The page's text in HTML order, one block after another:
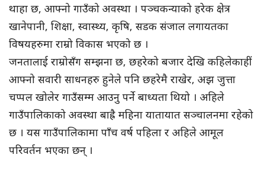
थाहा छ, आफ्नो गाउँको अवस्था । पञ्चकन्याको हरेक क्षेत्र
खानेपानी, शिक्षा, स्वास्थ्य, कृषि, सडक संजाल लगायतका
विषयहरुमा राम्रो विकास भएको छ ।
जनतालाई राम्रोसँग सम्झना छ, छहरेको बजार देखि कहिलेकाहीं
आफ्नो सवारी साधनहरु हुनेले पनि छहरेमै राखेर, अझ जुत्ता
चप्पल खोलेर गाउँसम्म आउनु पर्ने बाध्यता थियो । अहिले
गाउँपालिकाको अवस्था बाह्रै महिना यातायात सञ्चालनमा रहेको
छ । यस गाउँपालिकामा पाँच वर्ष पहिला र अहिले आमूल
परिवर्तन भएका छन् ।